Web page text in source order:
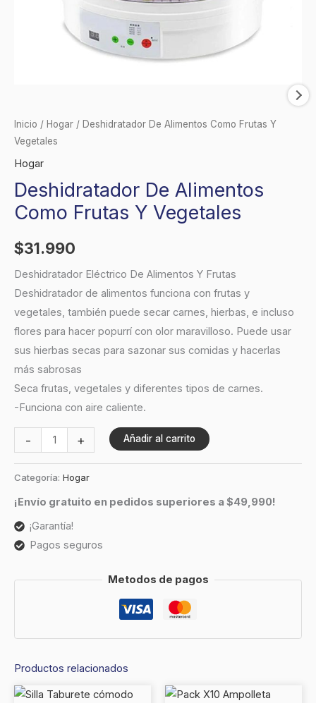
Inicio / Hogar / Deshidratador De Alimentos Como Frutas Y
Vegetales
Hogar
Deshidratador De Alimentos
Como Frutas Y Vegetales
$31.990
Deshidratador Eléctrico De Alimentos Y Frutas
Deshidratador de alimentos funciona con frutas y
vegetales, también puede secar carnes, hierbas, e incluso
flores para hacer popurrí con olor maravilloso. Puede usar
sus hierbas secas para sazonar sus comidas y hacerlas
más sabrosas
Seca frutas, vegetales y diferentes tipos de carnes.
-Funciona con aire caliente.
- + Añadir al carrito
Categoría: Hogar
¡Envío gratuito en pedidos superiores a $49,990!
¡Garantía!
Pagos seguros
Metodos de pagos
Productos relacionados
Este